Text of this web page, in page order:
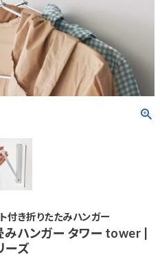
付き折りたたみハンガー
ハンガー タワー tower |
ーズ